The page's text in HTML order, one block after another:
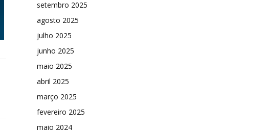
setembro 2025
agosto 2025
julho 2025
junho 2025
maio 2025
abril 2025
março 2025
fevereiro 2025
maio 2024